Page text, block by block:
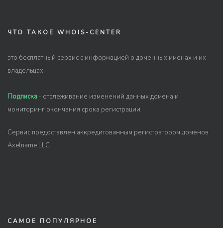
ЧТО ТАКОЕ WHOIS-CENTER
это бесплатный сервис с информацией о доменных именах и их
владельцах.
Подписка - отслеживание изменений данных домена и
мониторинг окончания срока регистрации.
Сервис предоставлен аккредитованным регистратором доменов
Axelname LLC
САМОЕ ПОПУЛЯРНОЕ